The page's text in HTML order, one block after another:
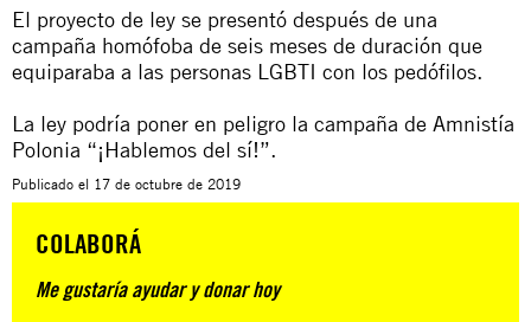
El proyecto de ley se presentó después de una
campaña homófoba de seis meses de duración que
equiparaba a las personas LGBTI con los pedófilos.
La ley podría poner en peligro la campaña de Amnistía
Polonia “¡Hablemos del sí!”.
Publicado el 17 de octubre de 2019
COLABORÁ
Me gustaría ayudar y donar hoy